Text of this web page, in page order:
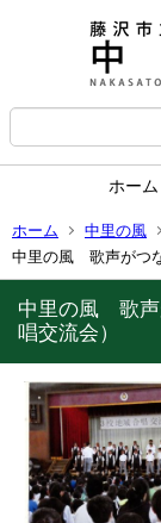
ホーム
ホーム
中里の風
中里の風 歌声がつ
中里の風 歌声
唱交流会）